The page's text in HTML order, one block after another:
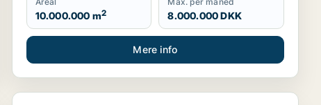
10.000.000 m2 8.000.000 DKK
Mere info